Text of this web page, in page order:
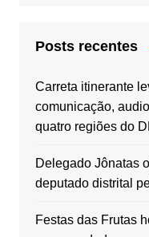
Posts recentes
Carreta itinerante
comunicação,
quatro regiões do
Delegado Jônatas
deputado distrital
Festas das Frutas